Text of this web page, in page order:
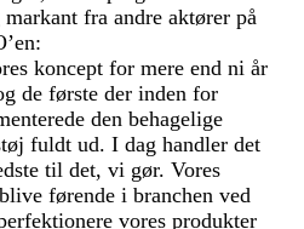
fra andre aktører på
koncept for mere end ni år
de første der inden for
den behagelige
fuldt ud. I dag handler det
til det, vi gør. Vores
førende i branchen ved
vores produkter